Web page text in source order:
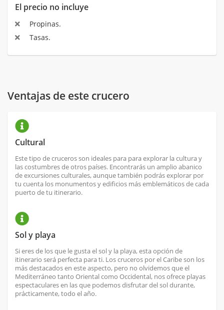
El precio no incluye
Propinas.
Tasas.
Ventajas de este crucero
Cultural
Este tipo de cruceros son ideales para para explorar la cultura y
las costumbres de otros países. Encontrarás un amplio abanico
de excursiones culturales, aunque también podrás explorar por
tu cuenta los monumentos y edificios más emblemáticos de cada
puerto de tu itinerario.
Sol y playa
Si eres de los que le gusta el sol y la playa, esta opción de
itinerario será perfecta para ti. Los cruceros por el Caribe son los
más destacados en este aspecto, pero no olvidemos que el
Mediterráneo tanto Oriental como Occidental, nos ofrece playas
espectaculares en las que podemos disfrutar del sol durante,
prácticamente, todo el año.